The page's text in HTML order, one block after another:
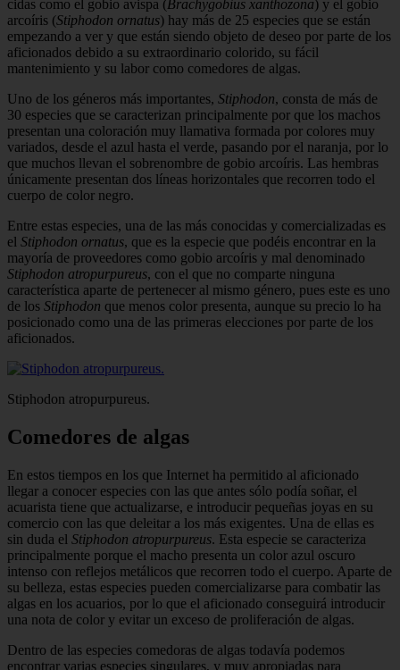
cidas como el gobio avispa (Brachygo­bius xanthozona) y el gobio
arcoíris (Sti­phodon ornatus) hay más de 25 especies que se están
empezando a ver y que es­tán siendo objeto de deseo por parte de los
aficionados debido a su extraordinario colorido, su fácil
mantenimiento y su la­bor como comedores de algas.
Uno de los géneros más importantes, Stiphodon, consta de más de
30 especies que se caracterizan principalmente por que los machos
presentan una coloración muy llamativa formada por colores muy
variados, desde el azul hasta el verde, pa­sando por el naranja, por lo
que muchos llevan el sobrenombre de gobio arcoíris. Las hembras
únicamente presentan dos líneas horizontales que recorren todo el
cuerpo de color negro.
Entre estas especies, una de las más co­nocidas y comercializadas es
el Stiphodon ornatus, que es la especie que podéis encontrar en la
mayoría de proveedores como gobio arcoíris y mal denominado
Stiphodon atropurpureus, con el que no comparte ninguna
característica aparte de pertenecer al mismo género, pues este es uno
de los Stiphodon que menos color presenta, aunque su precio lo ha
posicio­nado como una de las primeras eleccio­nes por parte de los
aficionados.
Stiphodon atropurpureus.
Comedores de algas
En estos tiempos en los que Internet ha permitido al aficionado
llegar a conocer es­pecies con las que antes sólo podía soñar, el
acuarista tiene que actualizarse, e intro­ducir pequeñas joyas en su
comercio con las que deleitar a los más exigentes. Una de ellas es
sin duda el Stiphodon atropurpu­reus. Esta especie se caracteriza
principal­mente porque el macho presenta un color azul oscuro
intenso con reflejos metálicos que recorren todo el cuerpo. Aparte de
su belleza, estas especies pueden comerciali­zarse para combatir las
algas en los acua­rios, por lo que el aficionado conseguirá introducir
una nota de color y evitar un exceso de proliferación de algas.
Dentro de las especies comedoras de algas todavía podemos
encontrar varias especies singulares, y muy apropiadas para